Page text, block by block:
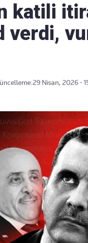
katili
verdi,
29 Nisan, 2026 -